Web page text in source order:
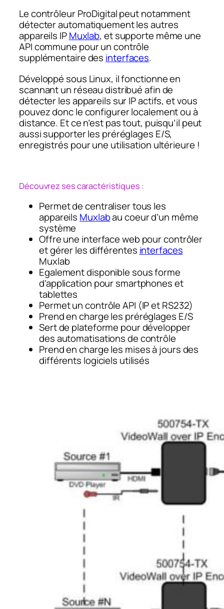
Le contrôleur ProDigital peut notamment
détecter automatiquement les autres
appareils IPMuxlab, et supporte même une
API commune pour un contrôle
supplémentaire des interfaces.
Développé sous Linux, il fonctionne en
scannant un réseau distribué afin de
détecter les appareils sur IP actifs, et vous
pouvez donc le configurer localement ou à
distance. Et ce n’est pas tout, puisqu’il peut
aussi supporter les préréglages E/S,
enregistrés pour une utilisation ultérieure !
Découvrez ses caractéristiques :
Permet de centraliser tous les
appareils Muxlabau coeur d’un même
système
Offre une interface web pour contrôler
et gérer les différentes interfaces
Muxlab
Egalement disponible sous forme
d’application pour smartphones et
tablettes
Permet un contrôle API (IP et RS232)
Prend en charge les préréglages E/S
Sert de plateforme pour développer
des automatisations de contrôle
Prend en charge les mises à jours des
différents logiciels utilisés